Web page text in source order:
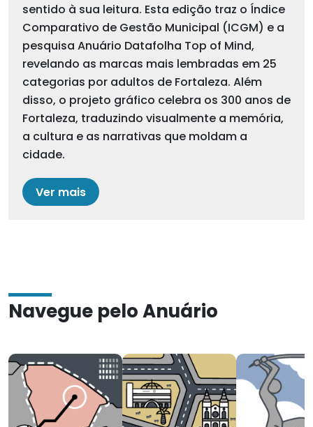
sentido à sua leitura. Esta edição traz o Índice
Comparativo de Gestão Municipal (ICGM) e a
pesquisa Anuário Datafolha Top of Mind,
revelando as marcas mais lembradas em 25
categorias por adultos de Fortaleza. Além
disso, o projeto gráfico celebra os 300 anos de
Fortaleza, traduzindo visualmente a memória,
a cultura e as narrativas que moldam a
cidade.
Ver mais
Navegue pelo Anuário